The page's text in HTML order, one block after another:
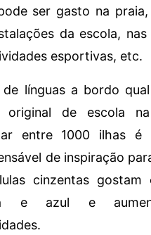
ser gasto na praia,
da escola, nas
esportivas, etc.
de línguas a bordo
original de escola na
entre 1000 ilhas é
de inspiração
cinzentas gostam
e azul e